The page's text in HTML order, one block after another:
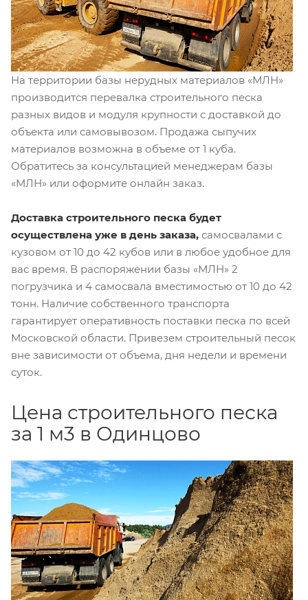
На территории базы нерудных материалов «МЛН»
производится перевалка строительного песка
разных видов и модуля крупности с доставкой до
объекта или самовывозом. Продажа сыпучих
материалов возможна в объеме от 1 куба.
Обратитесь за консультацией менеджерам базы
«МЛН» или оформите онлайн заказ.
Доставка строительного песка будет
осуществлена уже в день заказа, самосвалами с
кузовом от 10 до 42 кубов или в любое удобное для
вас время. В распоряжении базы «МЛН» 2
погрузчика и 4 самосвала вместимостью от 10 до 42
тонн. Наличие собственного транспорта
гарантирует оперативность поставки песка по всей
Московской области. Привезем строительный песок
вне зависимости от объема, дня недели и времени
суток.
Цена строительного песка
за 1 м3 в Одинцово